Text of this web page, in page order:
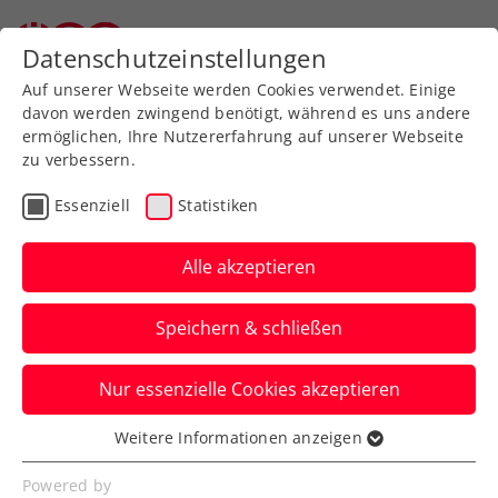
Zurück zur Newsübersicht
ATP
French Open: Misolic
gewinnt ÖTV-Duell mit
Neumayer in der
Qualifikation
Auch Jurij Rodionov steht beim Grand
Slam in Paris in der dritten und letzten
Runde der Vorausscheidung.
Datenschutzeinstellungen
Auf unserer Webseite werden Cookies verwendet. Einige
davon werden zwingend benötigt, während es uns andere
ermöglichen, Ihre Nutzererfahrung auf unserer Webseite
zu verbessern.
Essenziell Statistiken
Alle akzeptieren
Speichern & schließen
Nur essenzielle Cookies akzeptieren
Essenziell
Essenzielle Cookies werden für grundlegende
Weitere Informationen anzeigen
Powered by